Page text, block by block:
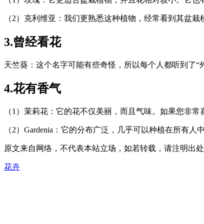
（2）克利维亚：我们更熟悉这种植物，经常看到其盆
3.曾经看花
天竺葵：这个名字可能有些奇怪，所以每个人都听到了
4.花有香气
（1）茉莉花：它的花不仅美丽，而且气味。如果您非常
（2）Gardenia：它的分布广泛，几乎可以种植在所有人
原文来自网络，不代表本站立场，如若转载，请注明出处
花卉